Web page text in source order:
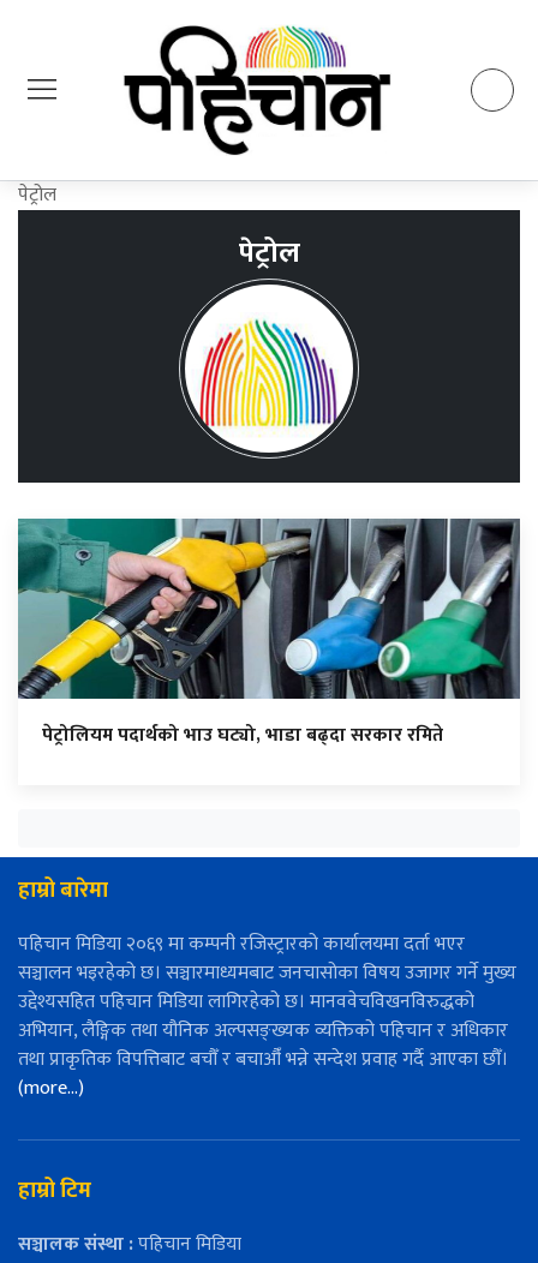
पेट्रोल
पेट्रोल
पेट्रोलियम पदार्थको भाउ घट्यो, भाडा बढ्दा सरकार रमिते
हाम्रो बारेमा
पहिचान मिडिया २०६९ मा कम्पनी रजिस्ट्रारको कार्यालयमा दर्ता भएर
सञ्चालन भइरहेको छ। सञ्चारमाध्यमबाट जनचासोका विषय उजागर गर्ने मुख्य
उद्देश्यसहित पहिचान मिडिया लागिरहेको छ। मानववेचविखनविरुद्धको
अभियान, लैङ्गिक तथा यौनिक अल्पसङ्ख्यक व्यक्तिको पहिचान र अधिकार
तथा प्राकृतिक विपत्तिबाट बचौँ र बचाऔँ भन्ने सन्देश प्रवाह गर्दै आएका छौँ।
(more…)
हाम्रो टिम
सञ्चालक संस्था :पहिचान मिडिया